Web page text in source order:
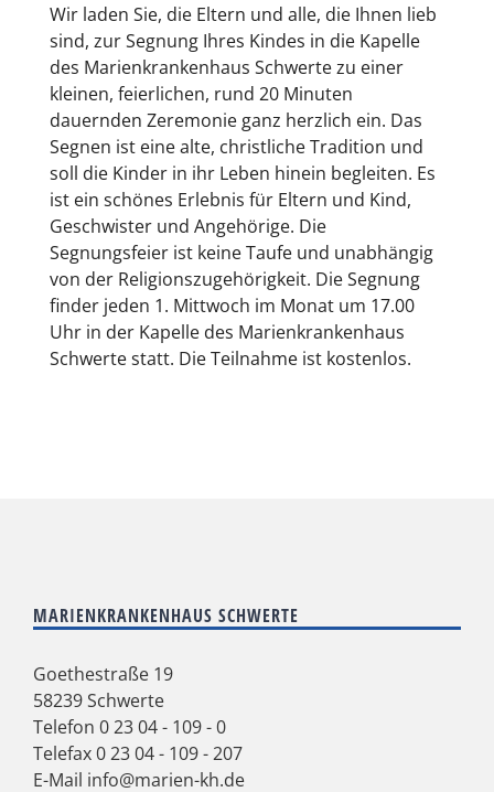
Wir laden Sie, die Eltern und alle, die Ihnen lieb
sind, zur Segnung Ihres Kindes in die Kapelle
des Marienkrankenhaus Schwerte zu einer
kleinen, feierlichen, rund 20 Minuten
dauernden Zeremonie ganz herzlich ein. Das
Segnen ist eine alte, christliche Tradition und
soll die Kinder in ihr Leben hinein begleiten. Es
ist ein schönes Erlebnis für Eltern und Kind,
Geschwister und Angehörige. Die
Segnungsfeier ist keine Taufe und unabhängig
von der Religionszugehörigkeit. Die Segnung
finder jeden 1. Mittwoch im Monat um 17.00
Uhr in der Kapelle des Marienkrankenhaus
Schwerte statt. Die Teilnahme ist kostenlos.
MARIENKRANKENHAUS SCHWERTE
Goethestraße 19
58239 Schwerte
Telefon 0 23 04 - 109 - 0
Telefax 0 23 04 - 109 - 207
E-Mail info@marien-kh.de